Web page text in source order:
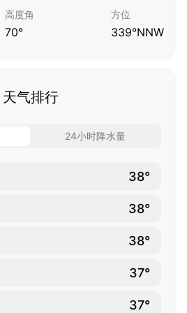
高度角
70°
方位
339°NNW
天气排行
24小时降水量
38°
38°
38°
37°
37°